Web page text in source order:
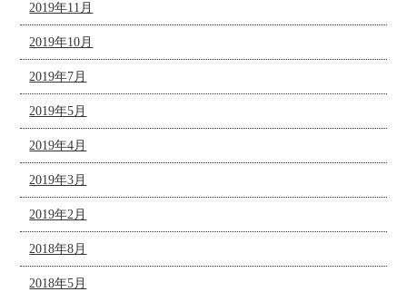
2019年11月
2019年10月
2019年7月
2019年5月
2019年4月
2019年3月
2019年2月
2018年8月
2018年5月